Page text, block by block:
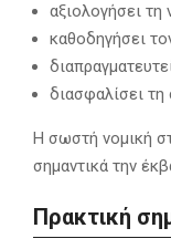
αξιολογήσει τη
καθοδηγήσει
διασφαλίσει
Η σωστή νομική
σημαντικά την
Πρακτική